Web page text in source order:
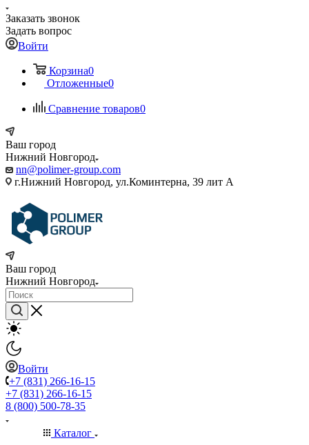
Заказать звонок
Задать вопрос
Войти
Корзина0
Отложенные0
Сравнение товаров0
Ваш город
Нижний Новгород
nn@polimer-group.com
г.Нижний Новгород, ул.Коминтерна, 39 лит А
Ваш город
Нижний Новгород
Войти
+7 (831) 266-16-15
+7 (831) 266-16-15
8 (800) 500-78-35
Каталог